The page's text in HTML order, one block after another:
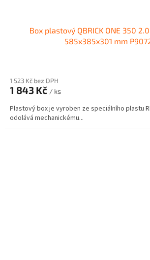
Box plastový QBRICK ONE 350
585x385x301 mm
1 523 Kč bez DPH
1 843 Kč / ks
Plastový box je vyroben ze speciálního plastu
odolává mechanickému...